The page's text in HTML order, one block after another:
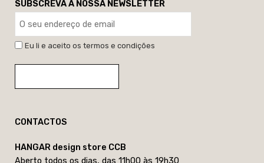
SUBSCREVA A NOSSA NEWSLETTER
Eu li e aceito os termos e condições
CONTACTOS
HANGAR design store CCB
Aberto todos os dias, das 11h00 às 19h30